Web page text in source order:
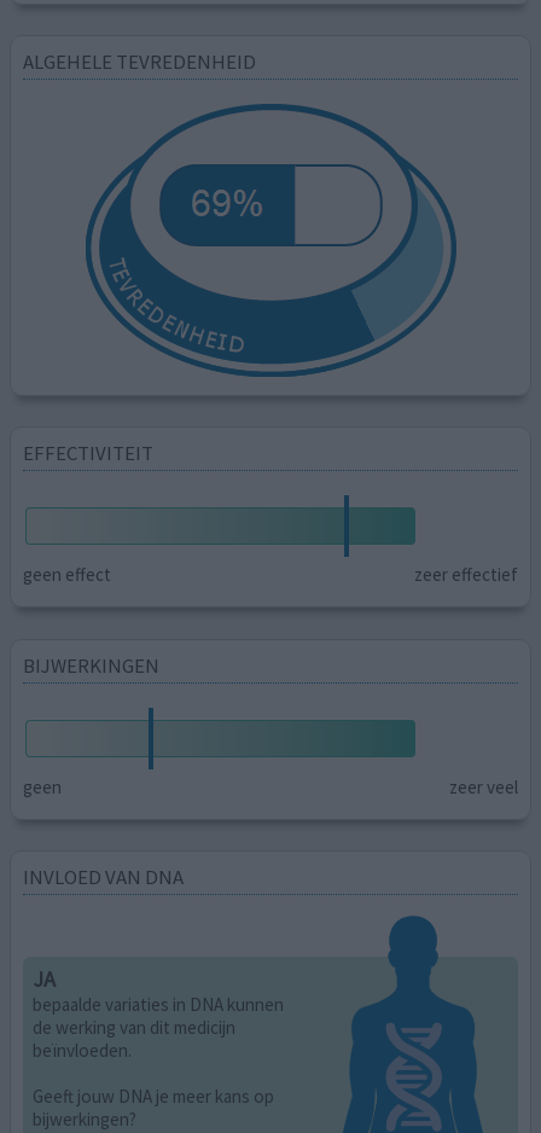
ALGEHELE TEVREDENHEID
EFFECTIVITEIT
geen effect zeer effectief
BIJWERKINGEN
geen zeer veel
INVLOED VAN DNA
JA
bepaalde variaties in DNA kunnen
de werking van dit medicijn
beïnvloeden.
Geeft jouw DNA je meer kans op
bijwerkingen?